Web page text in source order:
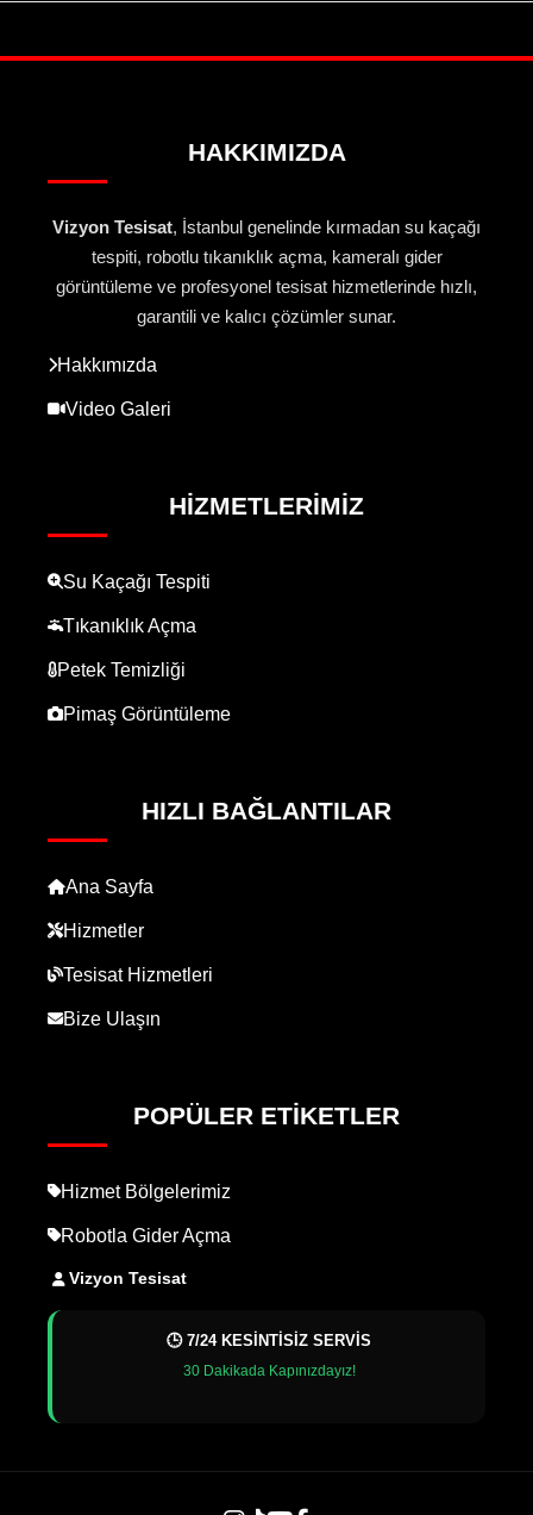
HAKKIMIZDA
Vizyon Tesisat, İstanbul genelinde kırmadan su kaçağı
tespiti, robotlu tıkanıklık açma, kameralı gider
görüntüleme ve profesyonel tesisat hizmetlerinde hızlı,
garantili ve kalıcı çözümler sunar.
Hakkımızda
Video Galeri
HIZMETLERIMIZ
Su Kaçağı Tespiti
Tıkanıklık Açma
Petek Temizliği
Pimaş Görüntüleme
HIZLI BAĞLANTILAR
Ana Sayfa
Hizmetler
Tesisat Hizmetleri
Bize Ulaşın
POPÜLER ETIKETLER
Hizmet Bölgelerimiz
Robotla Gider Açma
Vizyon Tesisat
🕒 7/24 KESİNTİSİZ SERVİS
30 Dakikada Kapınızdayız!